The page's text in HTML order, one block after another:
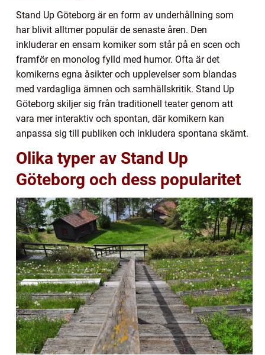
Stand Up Göteborg är en form av underhållning som
har blivit alltmer populär de senaste åren. Den
inkluderar en ensam komiker som står på en scen och
framför en monolog fylld med humor. Ofta är det
komikerns egna åsikter och upplevelser som blandas
med vardagliga ämnen och samhällskritik. Stand Up
Göteborg skiljer sig från traditionell teater genom att
vara mer interaktiv och spontan, där komikern kan
anpassa sig till publiken och inkludera spontana skämt.
Olika typer av Stand Up
Göteborg och dess popularitet